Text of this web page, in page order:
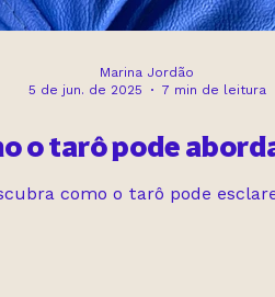
o tarô pode
como o tarô pode
Marina Jordão
5 de jun. de 2025
7 min de leitura